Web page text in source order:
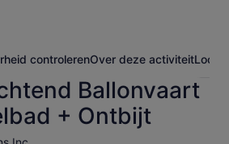
controlerenOver deze activiteit
Ballonvaart
+ Ontbijt